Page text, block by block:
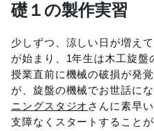
礎１の製作実習
少しずつ、涼しい日が増え
が始まり、1年生は木工旋盤
授業直前に機械の破損が発
が、旋盤の機械でお世話に
ニングスタジオ さんに素早
支障なくスタートすること